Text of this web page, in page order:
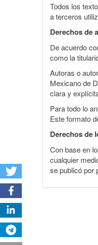
Todos los
a terceros
Derechos de
De acuerdo
como la
Autoras o
Mexicano de
clara y
Para todo lo
Este formato
Derechos de
Con base en
cualquier
se publicó por